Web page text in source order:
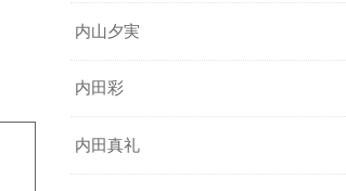
内山夕実
内田彩
内田真礼